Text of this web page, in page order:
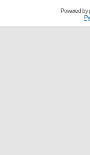
Powered by